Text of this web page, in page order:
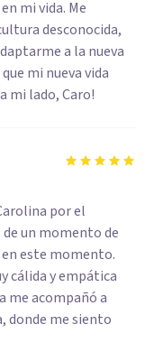
mi vida. Me
desconocida,
a la nueva
mi nueva vida
mi lado, Caro!
por el
un momento de
este momento.
cálida y empática
me acompañó a
donde me siento